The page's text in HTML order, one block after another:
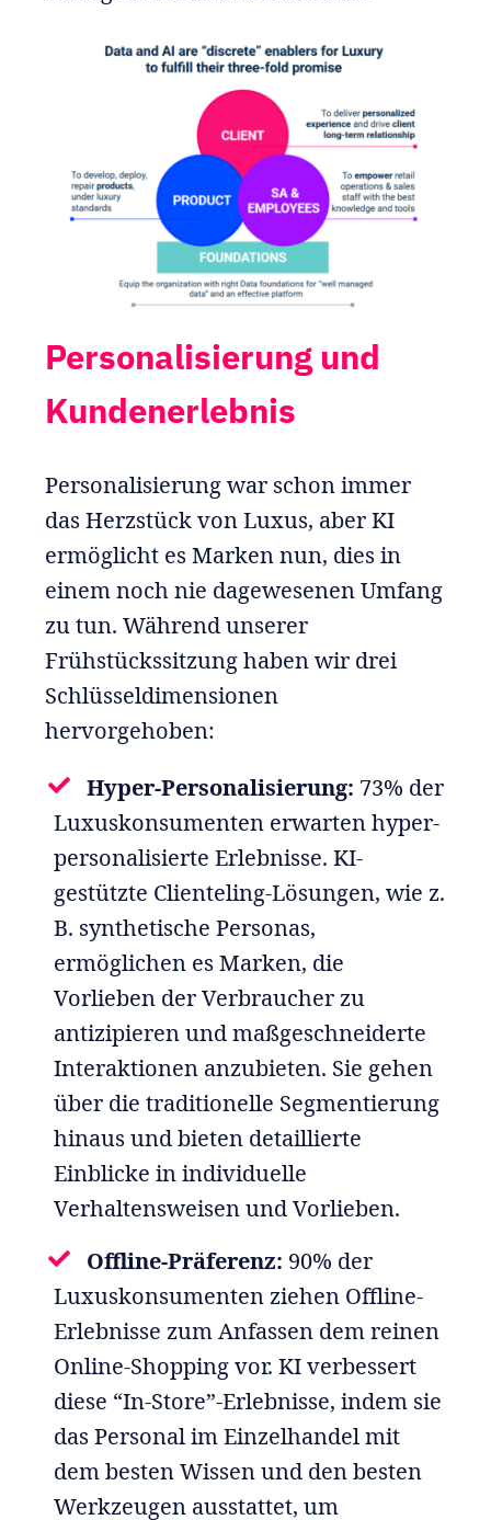
Personalisierung und
Kundenerlebnis
Personalisierung war schon immer
das Herzstück von Luxus, aber KI
ermöglicht es Marken nun, dies in
einem noch nie dagewesenen Umfang
zu tun. Während unserer
Frühstückssitzung haben wir drei
Schlüsseldimensionen
hervorgehoben:
Hyper-Personalisierung: 73% der
Luxuskonsumenten erwarten hyper-
personalisierte Erlebnisse. KI-
gestützte Clienteling-Lösungen, wie z.
B. synthetische Personas,
ermöglichen es Marken, die
Vorlieben der Verbraucher zu
antizipieren und maßgeschneiderte
Interaktionen anzubieten. Sie gehen
über die traditionelle Segmentierung
hinaus und bieten detaillierte
Einblicke in individuelle
Verhaltensweisen und Vorlieben.
Offline-Präferenz: 90% der
Luxuskonsumenten ziehen Offline-
Erlebnisse zum Anfassen dem reinen
Online-Shopping vor. KI verbessert
diese “In-Store”-Erlebnisse, indem sie
das Personal im Einzelhandel mit
dem besten Wissen und den besten
Werkzeugen ausstattet, um